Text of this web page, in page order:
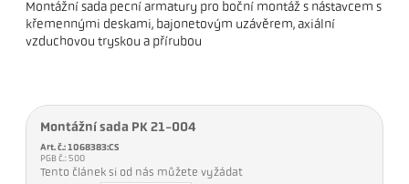
Montážní sada pecní armatury pro boční montáž s nástavcem s
křemennými deskami, bajonetovým uzávěrem, axiální
vzduchovou tryskou a přírubou
Montážní sada PK 21-004
Art. č.: 1068383:CS
PGB č.: 500
Tento článek si od nás můžete vyžádat